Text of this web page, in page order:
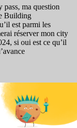
ma question
Building
est parmi les
réserver mon city
si oui est ce qu’il